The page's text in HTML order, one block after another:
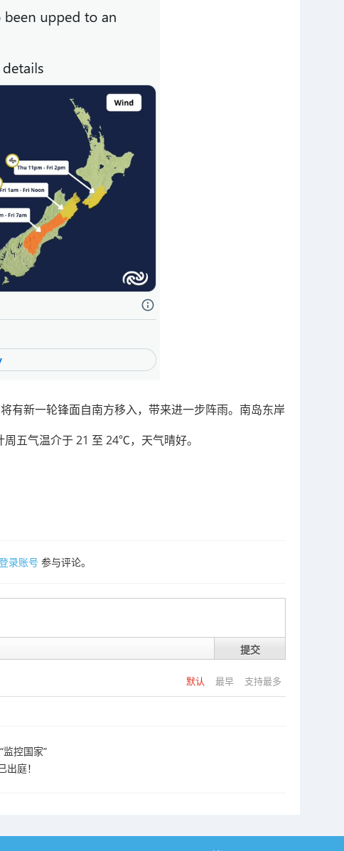
有新一轮锋面自南方移入，带来进一步阵雨。南岛东岸
五气温介于 21 至 24℃，天气晴好。
录账号 参与评论。
提交
默认 最早 支持最多
控国家”
庭！